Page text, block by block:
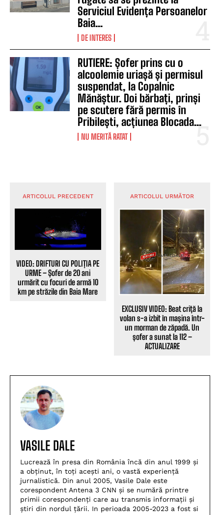
Serviciul Evidența Persoanelor
Baia...
DE INTERES
RUTIERE: Șofer prins cu o
alcoolemie uriașă și permisul
suspendat, la Copalnic
Mănăștur. Doi bărbați, prinși
pe scutere fără permis în
Pribilești, acțiunea Blocada...
NU MERITĂ RATAT
ARTICOLUL PRECEDENT
VIDEO: DRIFTURI CU POLIȚIA PE
URME – Șofer de 20 ani
urmărit cu focuri de armă 10
km pe străzile din Baia Mare
ARTICOLUL URMĂTOR
EXCLUSIV VIDEO: Beat criță la
volan s-a izbit în mașina într-
un morman de zăpadă. Un
șofer a sunat la 112 –
ACTUALIZARE
VASILE DALE
Lucrează în presa din România încă din anul 1999 și
a obținut, în toți acești ani, o vastă experiență
jurnalistică. Din anul 2005, Vasile Dale este
corespondent Antena 3 CNN și se numără printre
primii corespondenți care au transmis informații și
știri din nordul țării. In perioada 2005-2023 a fost si